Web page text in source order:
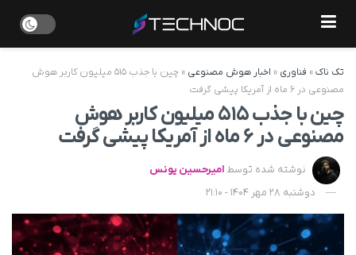
تک ناک» فناوری » اخبار هوش مصنوعی »
چین با جذب ۵۱۵ میلیون کاربر هوش
مصنوعی در ۶ ماه از آمریکا پیشی گرفت
چین با جذب ۵۱۵ میلیون کاربر هوش
مصنوعی در ۶ ماه از آمریکا پیشی گرفت
نوشته شده توسط امیرحسین یونس
دوشنبه 28 مهر 1404 - 21:10